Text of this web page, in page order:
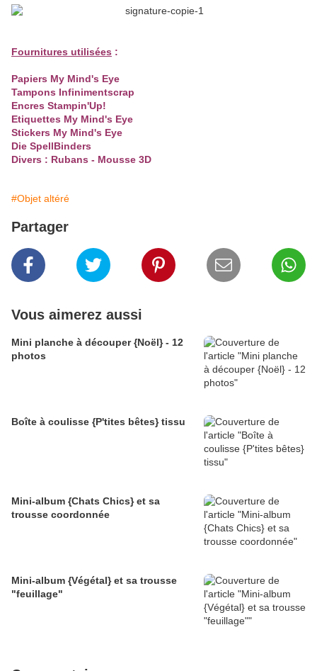
Fournitures utilisées :
Papiers My Mind's Eye
Tampons Infinimentscrap
Encres Stampin'Up!
Etiquettes My Mind's Eye
Stickers My Mind's Eye
Die SpellBinders
Divers : Rubans - Mousse 3D
#Objet altéré
Partager
Vous aimerez aussi
Mini planche à découper {Noël} - 12
photos
Boîte à coulisse {P'tites bêtes} tissu
Mini-album {Chats Chics} et sa
trousse coordonnée
Mini-album {Végétal} et sa trousse
"feuillage"